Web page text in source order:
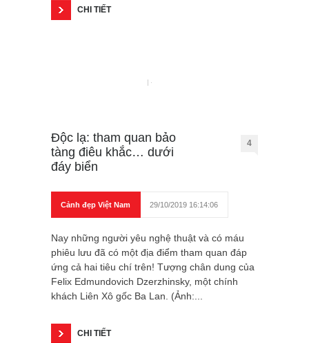
CHI TIẾT
Độc lạ: tham quan bảo
tàng điêu khắc… dưới
đáy biển
4
Cảnh đẹp Việt Nam 29/10/2019 16:14:06
Nay những người yêu nghệ thuật và có máu
phiêu lưu đã có một địa điểm tham quan đáp
ứng cả hai tiêu chí trên! Tượng chân dung của
Felix Edmundovich Dzerzhinsky, một chính
khách Liên Xô gốc Ba Lan. (Ảnh:...
CHI TIẾT